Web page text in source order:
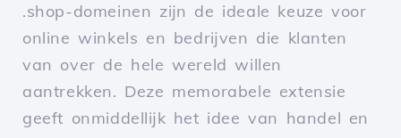
.shop-domeinen zijn de ideale keuze voor
online winkels en bedrijven die klanten
van over de hele wereld willen
aantrekken. Deze memorabele extensie
geeft onmiddellijk het idee van handel en